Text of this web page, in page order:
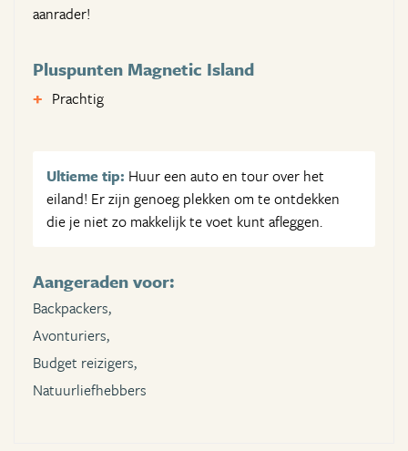
aanrader!
Pluspunten Magnetic Island
Prachtig
Ultieme tip: Huur een auto en tour over het
eiland! Er zijn genoeg plekken om te ontdekken
die je niet zo makkelijk te voet kunt afleggen.
Aangeraden voor:
Backpackers,
Avonturiers,
Budget reizigers,
Natuurliefhebbers